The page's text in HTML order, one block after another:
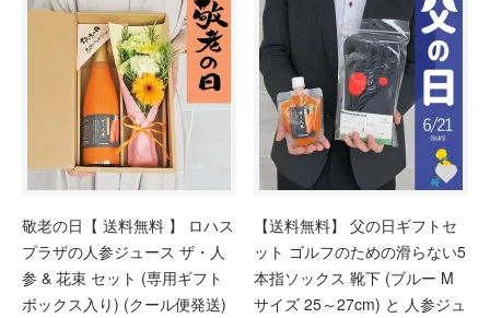
敬老の日【 送料無料 】 ロハス
プラザの人参ジュース ザ・人
参 & 花束 セット (専用ギフト
ボックス入り) (クール便発送)
【送料無料】 父の日ギフトセ
ット ゴルフのための滑らない5
本指ソックス 靴下 (ブルー M
サイズ 25～27cm) と 人参ジュ